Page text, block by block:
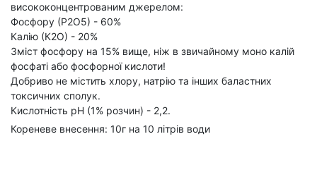
висококонцентрованим джерелом:
Фосфору (Р2О5) - 60%
Калію (К2О) - 20%
Зміст фосфору на 15% вище, ніж в звичайному моно калій
фосфаті або фосфорної кислоти!
Добриво не містить хлору, натрію та інших баластних
токсичних сполук.
Кислотність рН (1% розчин) - 2,2.
Кореневе внесення: 10г на 10 літрів води